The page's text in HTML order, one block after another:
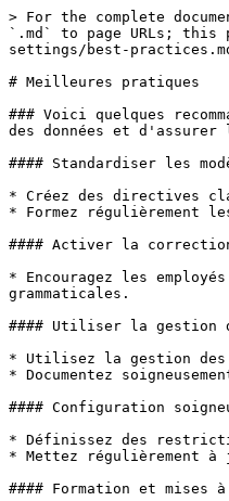
> For the complete
`.md` to page URLs; this
settings/best-
# Meilleures pratiques
### Voici quelques
des données et d'assurer
#### Standardiser les
* Créez des directives
* Formez régulièrement
#### Activer la
* Encouragez les
grammaticales.
#### Utiliser la gestion
* Utilisez la gestion des
* Documentez
#### Configuration
* Définissez des
* Mettez régulièrement
#### Formation et